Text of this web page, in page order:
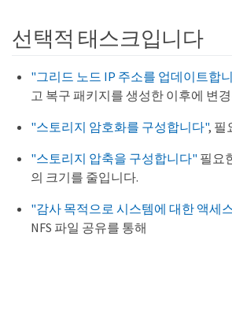
선택적 태스크입니다
"그리드 노드 IP 주소를 업데이트합
고 복구 패키지를 생성한 이후에 변
"스토리지 암호화를 구성합니다", 필
"스토리지 압축을 구성합니다" 필요
의 크기를 줄입니다.
"감사 목적으로 시스템에 대한 액세
NFS 파일 공유를 통해